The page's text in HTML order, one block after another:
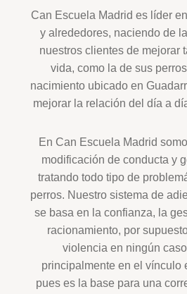
Can Escuela Madrid es líder
y alrededores, naciendo de
nuestros clientes de mejorar
vida, como la de sus
nacimiento ubicado en
mejorar la relación del día a
En Can Escuela Madrid
modificación de conducta y
tratando todo tipo de
perros. Nuestro sistema de
se basa en la confianza, la
racionamiento, por
violencia en ningún
principalmente en el vínculo
pues es la base para una